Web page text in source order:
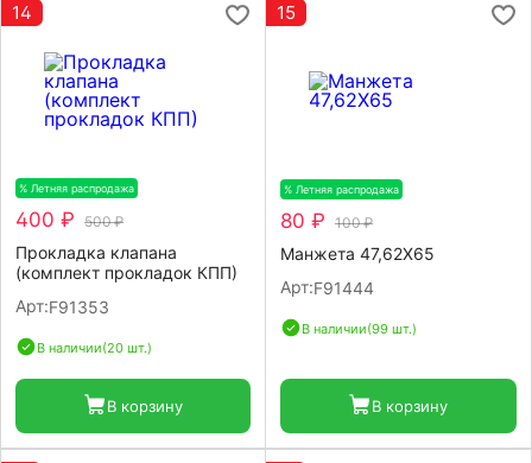
14
% Летняя распродажа
400 ₽ 500 ₽
Прокладка клапана
(комплект прокладок КПП)
Арт:F91353
В наличии(20 шт.)
В корзину
15
% Летняя распродажа
80 ₽ 100 ₽
Манжета 47,62X65
Арт:F91444
В наличии(99 шт.)
В корзину